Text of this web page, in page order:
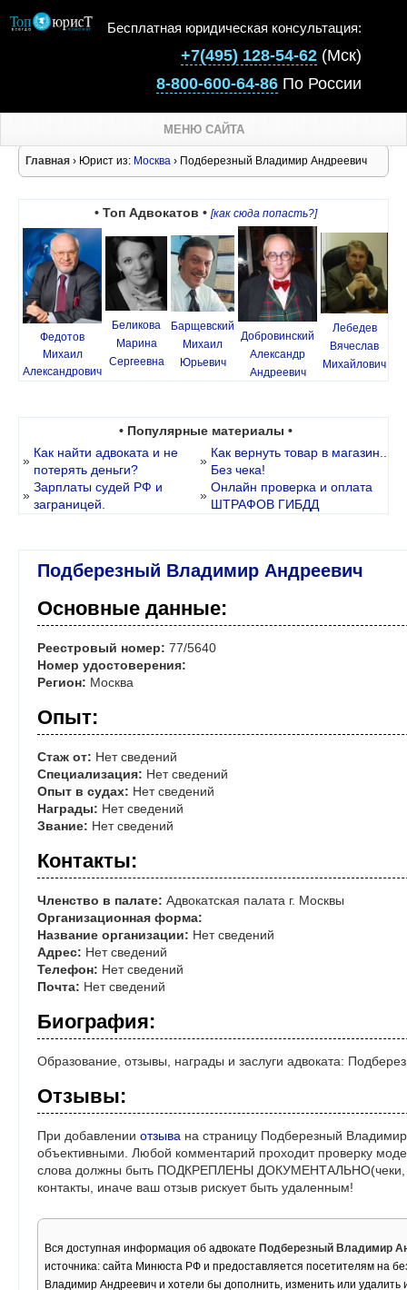
Бесплатная юридическая консультация:
+7(495) 128-54-62 (Мск)
8-800-600-64-86 По России
МЕНЮ САЙТА
Главная › Юрист из: Москва › Подберезный Владимир Андреевич
• Топ Адвокатов • [как сюда попасть?]
Федотов
Михаил
Александрович
Беликова
Марина
Сергеевна
Барщевский
Михаил
Юрьевич
Добровинский
Александр
Андреевич
Лебедев
Вячеслав
Михайлович
• Популярные материалы •
»
Как найти адвоката и не
потерять деньги?
»
Как вернуть товар в магазин..
Без чека!
»
Зарплаты судей РФ и
заграницей.
»
Онлайн проверка и оплата
ШТРАФОВ ГИБДД
Подберезный Владимир Андреевич
Основные данные:
Реестровый номер: 77/5640
Номер удостоверения:
Регион: Москва
Опыт:
Стаж от: Нет сведений
Специализация: Нет сведений
Опыт в судах: Нет сведений
Награды: Нет сведений
Звание: Нет сведений
Контакты:
Членство в палате: Адвокатская палата г. Москвы
Организационная форма:
Название организации: Нет сведений
Адрес: Нет сведений
Телефон: Нет сведений
Почта: Нет сведений
Биография:
Образование, отзывы, награды и заслуги адвоката:
Отзывы:
При добавлении отзыва на страницу Подберезный
объективными. Любой комментарий проходит проверку
слова должны быть ПОДКРЕПЛЕНЫ ДОКУМЕНТАЛЬНО(чеки,
контакты, иначе ваш отзыв рискует быть удаленным!
Вся доступная информация об адвокате Подберезный Владимир
источника: сайта Минюста РФ и предоставляется посетителям на
Владимир Андреевич и хотели бы дополнить, изменить или